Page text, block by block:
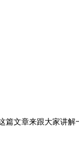
文章来跟大家讲